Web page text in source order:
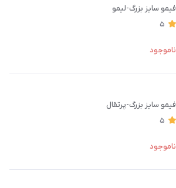
فیمو سایز بزرگ-لیمو
5
ناموجود
فیمو سایز بزرگ-پرتقال
5
ناموجود